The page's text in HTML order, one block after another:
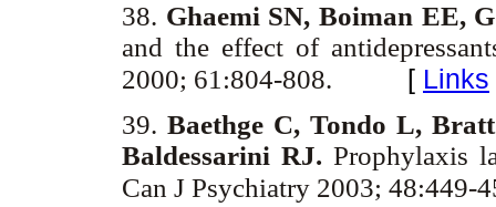
38. Ghaemi SN, Boiman EE,
and the effect of
2000; 61:804-808.
[ Links
39. Baethge C, Tondo L,
Baldessarini RJ. Prophylaxis
Can J Psychiatry 2003; 48:449-